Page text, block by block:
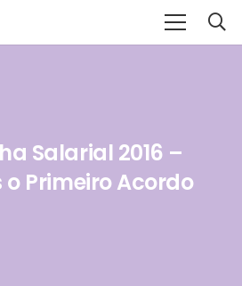
Salarial 2016 –
o Primeiro Acordo